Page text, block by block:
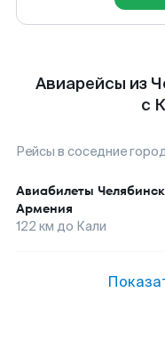
Авиарейсы из
с
Рейсы в соседние
Авиабилеты Челябинск
Армения
122 км до Кали